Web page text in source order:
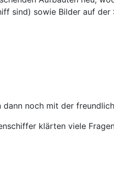
sind) sowie Bilder auf der
dann noch mit der
klärten viele